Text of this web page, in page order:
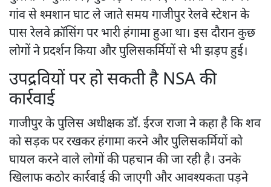
गांव से श्मशान घाट ले जाते समय गाजीपुर रेलवे स्टेशन के
पास रेलवे क्रॉसिंग पर भारी हंगामा हुआ था। इस दौरान कुछ
लोगों ने प्रदर्शन किया और पुलिसकर्मियों से भी झड़प हुई।
उपद्रवियों पर हो सकती है NSA की
कार्रवाई
गाजीपुर के पुलिस अधीक्षक डॉ. ईरज राजा ने कहा है कि शव
को सड़क पर रखकर हंगामा करने और पुलिसकर्मियों को
घायल करने वाले लोगों की पहचान की जा रही है। उनके
खिलाफ कठोर कार्रवाई की जाएगी और आवश्यकता पड़ने